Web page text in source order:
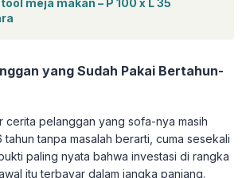
meja makan – P 100 x L 35
yang Sudah Pakai Bertahun-
cerita pelanggan yang sofa-nya masih
tanpa masalah berarti, cuma sesekali
paling nyata bahwa investasi di rangka
itu terbayar dalam jangka panjang.